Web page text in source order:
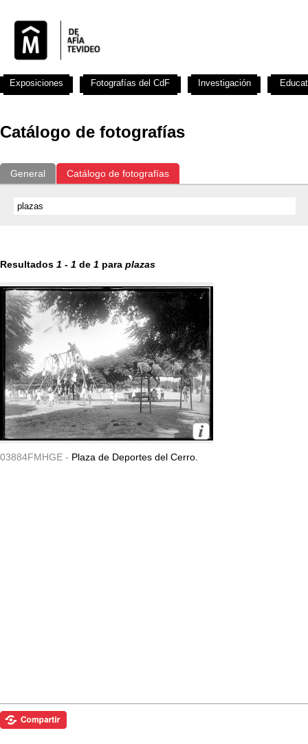
Catálogo de fotografías
General Catálogo de fotografías
Resultados 1 - 1 de 1 para plazas
03884FMHGE - Plaza de Deportes del Cerro.
Exposiciones Fotografías del CdF Investigación